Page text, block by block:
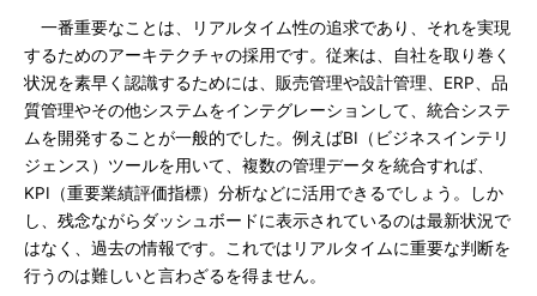
一番重要なことは、リアルタイム性の追求であり、それを実現
するためのアーキテクチャの採用です。従来は、自社を取り巻く
状況を素早く認識するためには、販売管理や設計管理、ERP、品
質管理やその他システムをインテグレーションして、統合システ
ムを開発することが一般的でした。例えばBI（ビジネスインテリ
ジェンス）ツールを用いて、複数の管理データを統合すれば、
KPI（重要業績評価指標）分析などに活用できるでしょう。しか
し、残念ながらダッシュボードに表示されているのは最新状況で
はなく、過去の情報です。これではリアルタイムに重要な判断を
行うのは難しいと言わざるを得ません。